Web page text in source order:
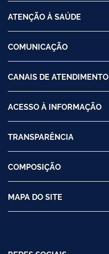
ATENÇÃO À SAÚDE
COMUNICAÇÃO
CANAIS DE ATENDIMENTO
ACESSO À INFORMAÇÃO
TRANSPARÊNCIA
COMPOSIÇÃO
MAPA DO SITE